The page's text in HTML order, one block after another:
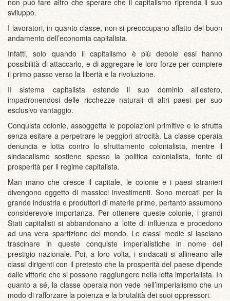
non può fare altro che sperare che il capitalismo riprenda il suo
sviluppo.
I lavoratori, in quanto classe, non si preoccupano affatto del buon
andamento dell’economia capitalista.
Infatti, solo quando il capitalismo è più debole essi hanno
possibilità di attaccarlo, e di aggregare le loro forze per compiere
il primo passo verso la libertà e la rivoluzione.
II sistema capitalista estende il suo dominio all’estero,
impadronendosi delle ricchezze naturali di altri paesi per suo
esclusivo vantaggio.
Conquista colonie, assoggetta le popolazioni primitive e le sfrutta
senza esitare a perpetrare le peggiori atrocità. La classe operaia
denuncia e lotta contro lo sfruttamento colonialista, mentre il
sindacalismo sostiene spesso la politica colonialista, fonte di
prosperità per il regime capitalista.
Man mano che cresce il capitale, le colonie e i paesi stranieri
divengono oggetto di massicci investimenti. Sono mercati per la
grande industria e produttori di materie prime, pertanto assumono
considerevole importanza. Per ottenere queste colonie, i grandi
Stati capitalisti si abbandonano a lotte di influenza e procedono
ad una vera spartizione del mondo. Le classi medie si lasciano
trascinare in queste conquiste imperialistiche in nome del
prestigio nazionale. Poi, a loro volta, i sindacati si allineano alle
classi dirigenti con il pretesto che la prosperità del paese dipende
dalle vittorie che si possono raggiungere nella lotta imperialista. In
quanto a sé, la classe operaia non vede nell’imperialismo che un
modo di rafforzare la potenza e la brutalità dei suoi oppressori.